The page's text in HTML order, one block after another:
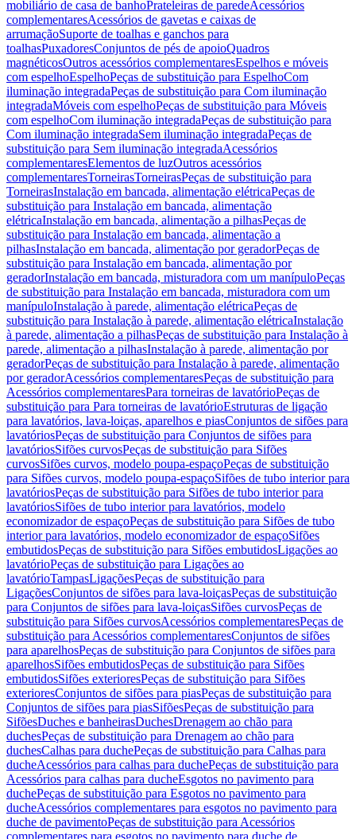
mobiliário de casa de banhoPrateleiras de paredeAcessórios
complementaresAcessórios de gavetas e caixas de
arrumaçãoSuporte de toalhas e ganchos para
toalhasPuxadoresConjuntos de pés de apoioQuadros
magnéticosOutros acessórios complementaresEspelhos e móveis
com espelhoEspelhoPeças de substituição para EspelhoCom
iluminação integradaPeças de substituição para Com iluminação
integradaMóveis com espelhoPeças de substituição para Móveis
com espelhoCom iluminação integradaPeças de substituição para
Com iluminação integradaSem iluminação integradaPeças de
substituição para Sem iluminação integradaAcessórios
complementaresElementos de luzOutros acessórios
complementaresTorneirasTorneirasPeças de substituição para
TorneirasInstalação em bancada, alimentação elétricaPeças de
substituição para Instalação em bancada, alimentação
elétricaInstalação em bancada, alimentação a pilhasPeças de
substituição para Instalação em bancada, alimentação a
pilhasInstalação em bancada, alimentação por geradorPeças de
substituição para Instalação em bancada, alimentação por
geradorInstalação em bancada, misturadora com um manípuloPeças
de substituição para Instalação em bancada, misturadora com um
manípuloInstalação à parede, alimentação elétricaPeças de
substituição para Instalação à parede, alimentação elétricaInstalação
à parede, alimentação a pilhasPeças de substituição para Instalação à
parede, alimentação a pilhasInstalação à parede, alimentação por
geradorPeças de substituição para Instalação à parede, alimentação
por geradorAcessórios complementaresPeças de substituição para
Acessórios complementaresPara torneiras de lavatórioPeças de
substituição para Para torneiras de lavatórioEstruturas de ligação
para lavatórios, lava-loiças, aparelhos e piasConjuntos de sifões para
lavatóriosPeças de substituição para Conjuntos de sifões para
lavatóriosSifões curvosPeças de substituição para Sifões
curvosSifões curvos, modelo poupa-espaçoPeças de substituição
para Sifões curvos, modelo poupa-espaçoSifões de tubo interior para
lavatóriosPeças de substituição para Sifões de tubo interior para
lavatóriosSifões de tubo interior para lavatórios, modelo
economizador de espaçoPeças de substituição para Sifões de tubo
interior para lavatórios, modelo economizador de espaçoSifões
embutidosPeças de substituição para Sifões embutidosLigações ao
lavatórioPeças de substituição para Ligações ao
lavatórioTampasLigaçõesPeças de substituição para
LigaçõesConjuntos de sifões para lava-loiçasPeças de substituição
para Conjuntos de sifões para lava-loiçasSifões curvosPeças de
substituição para Sifões curvosAcessórios complementaresPeças de
substituição para Acessórios complementaresConjuntos de sifões
para aparelhosPeças de substituição para Conjuntos de sifões para
aparelhosSifões embutidosPeças de substituição para Sifões
embutidosSifões exterioresPeças de substituição para Sifões
exterioresConjuntos de sifões para piasPeças de substituição para
Conjuntos de sifões para piasSifõesPeças de substituição para
SifõesDuches e banheirasDuchesDrenagem ao chão para
duchesPeças de substituição para Drenagem ao chão para
duchesCalhas para duchePeças de substituição para Calhas para
ducheAcessórios para calhas para duchePeças de substituição para
Acessórios para calhas para ducheEsgotos no pavimento para
duchePeças de substituição para Esgotos no pavimento para
ducheAcessórios complementares para esgotos no pavimento para
duche de pavimentoPeças de substituição para Acessórios
complementares para esgotos no pavimento para duche de